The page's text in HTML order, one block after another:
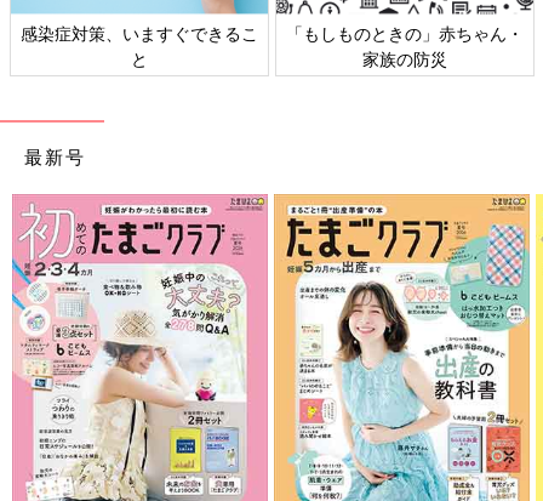
感染症対策、いますぐできるこ
と
「もしものときの」赤ちゃん・
家族の防災
最新号